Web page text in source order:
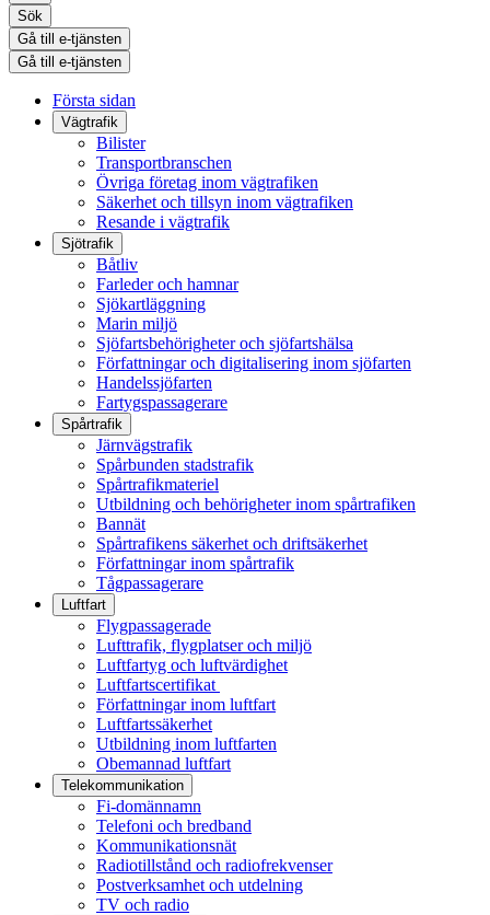
Sök
Gå till e-tjänsten
Gå till e-tjänsten
Första sidan
Vägtrafik
Bilister
Transportbranschen
Övriga företag inom vägtrafiken
Säkerhet och tillsyn inom vägtrafiken
Resande i vägtrafik
Sjötrafik
Båtliv
Farleder och hamnar
Sjökartläggning
Marin miljö
Sjöfartsbehörigheter och sjöfartshälsa
Författningar och digitalisering inom sjöfarten
Handelssjöfarten
Fartygspassagerare
Spårtrafik
Järnvägstrafik
Spårbunden stadstrafik
Spårtrafikmateriel
Utbildning och behörigheter inom spårtrafiken
Bannät
Spårtrafikens säkerhet och driftsäkerhet
Författningar inom spårtrafik
Tågpassagerare
Luftfart
Flygpassagerade
Lufttrafik, flygplatser och miljö
Luftfartyg och luftvärdighet
Luftfartscertifikat
Författningar inom luftfart
Luftfartssäkerhet
Utbildning inom luftfarten
Obemannad luftfart
Telekommunikation
Fi-domännamn
Telefoni och bredband
Kommunikationsnät
Radiotillstånd och radiofrekvenser
Postverksamhet och utdelning
TV och radio